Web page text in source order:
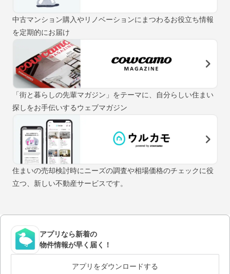
中古マンション購入やリノベーションにまつわるお役立ち情報
を定期的にお届け
「街と暮らしの先輩マガジン」をテーマに、自分らしい住まい
探しをお手伝いするウェブマガジン
住まいの売却検討時にニーズの調査や相場価格のチェックに役
立つ、新しい不動産サービスです。
アプリなら新着の
物件情報が早く届く！
アプリをダウンロードする